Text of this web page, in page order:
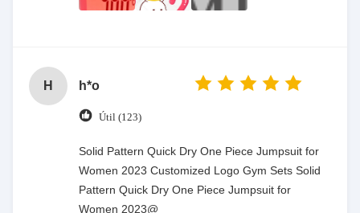
H h*o
Útil (123)
Solid Pattern Quick Dry One Piece Jumpsuit for
Women 2023 Customized Logo Gym Sets Solid
Pattern Quick Dry One Piece Jumpsuit for
Women 2023@